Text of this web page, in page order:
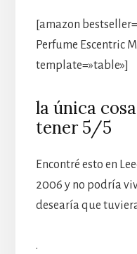
[amazon
Perfume Escentric
template=»table»]
la única
tener 5/5
Encontré esto en
2006 y no podría
desearía que
.